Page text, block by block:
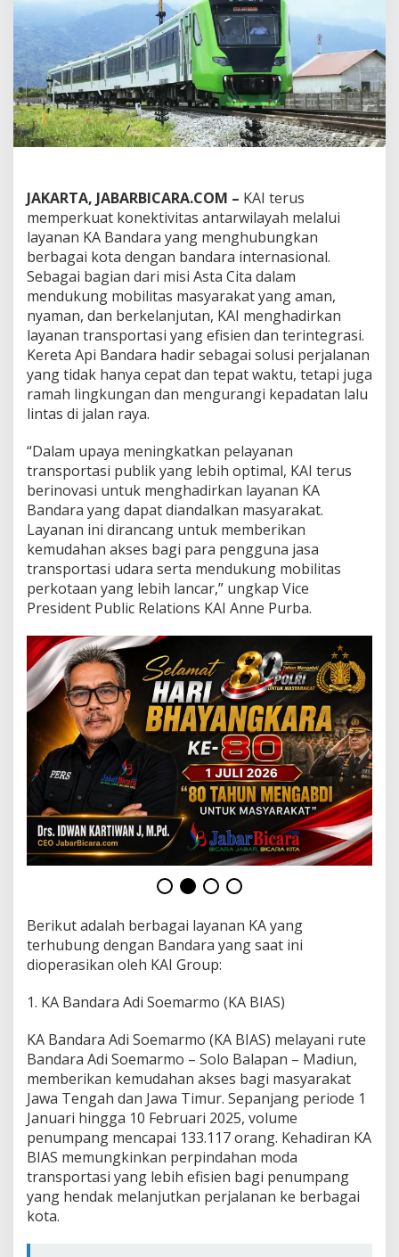
a
h
A
I
G
r
o
u
e
n
u
j
u
K
o
n
e
k
t
i
v
i
s
N
a
s
i
o
n
a
W
u
u
d
k
a
n
A
t
a
JAKARTA, JABARBICARA.COM – KAI terus
memperkuat konektivitas antarwilayah melalui
layanan KA Bandara yang menghubungkan
berbagai kota dengan bandara internasional.
Sebagai bagian dari misi Asta Cita dalam
mendukung mobilitas masyarakat yang aman,
nyaman, dan berkelanjutan, KAI menghadirkan
layanan transportasi yang efisien dan terintegrasi.
Kereta Api Bandara hadir sebagai solusi perjalanan
yang tidak hanya cepat dan tepat waktu, tetapi juga
ramah lingkungan dan mengurangi kepadatan lalu
lintas di jalan raya.
“Dalam upaya meningkatkan pelayanan
transportasi publik yang lebih optimal, KAI terus
berinovasi untuk menghadirkan layanan KA
Bandara yang dapat diandalkan masyarakat.
Layanan ini dirancang untuk memberikan
kemudahan akses bagi para pengguna jasa
transportasi udara serta mendukung mobilitas
perkotaan yang lebih lancar,” ungkap Vice
President Public Relations KAI Anne Purba.
Berikut adalah berbagai layanan KA yang
terhubung dengan Bandara yang saat ini
dioperasikan oleh KAI Group:
1. KA Bandara Adi Soemarmo (KA BIAS)
KA Bandara Adi Soemarmo (KA BIAS) melayani rute
Bandara Adi Soemarmo – Solo Balapan – Madiun,
memberikan kemudahan akses bagi masyarakat
Jawa Tengah dan Jawa Timur. Sepanjang periode 1
Januari hingga 10 Februari 2025, volume
penumpang mencapai 133.117 orang. Kehadiran KA
BIAS memungkinkan perpindahan moda
transportasi yang lebih efisien bagi penumpang
yang hendak melanjutkan perjalanan ke berbagai
kota.